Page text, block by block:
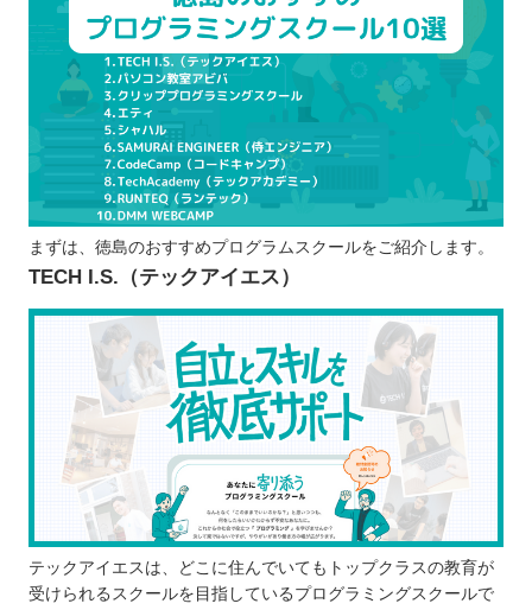
プログラムスクールを選ぶポイント
目的に合っているか
受講方法は通学かオンラインか
学びたい言語を習得できるか
料金や規約が自分にとって最適か
自分に合ったサポートが受けられるか
プログラムスクールで学習するメリット
効率的に学べる
質問しながら学べる
エンジニアに必要なスキルを習得できる
ポートフォリオの制作が可能
プログラムスクールで学ぶ際の注意点
学ぶ目的を明確にする
続けて学べるか考える
無料体験に参加をして環境をチェックする
徳島で自分に合ったプログラムスクールを選ぼ
自分の住んでるエリアでプログラミングスクールを
まずは、徳島のおすすめプログラムスクールをご紹介します。
TECH I.S.（テックアイエス）
テックアイエスは、どこに住んでいてもトップクラスの教育が
受けられるスクールを目指しているプログラミングスクールで